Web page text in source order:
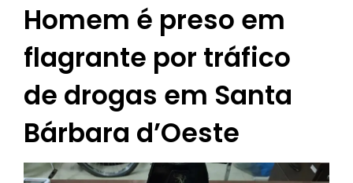
Homem é preso em
flagrante por tráfico
de drogas em Santa
Bárbara d’Oeste